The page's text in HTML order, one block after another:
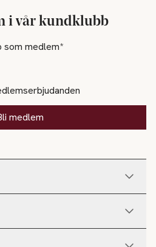
i vår kundklubb
som medlem*
medlem